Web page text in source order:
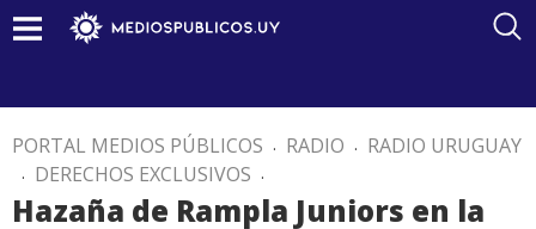
PORTAL MEDIOS PÚBLICOS . RADIO . RADIO URUGUAY
. DERECHOS EXCLUSIVOS .
Hazaña de Rampla Juniors en la